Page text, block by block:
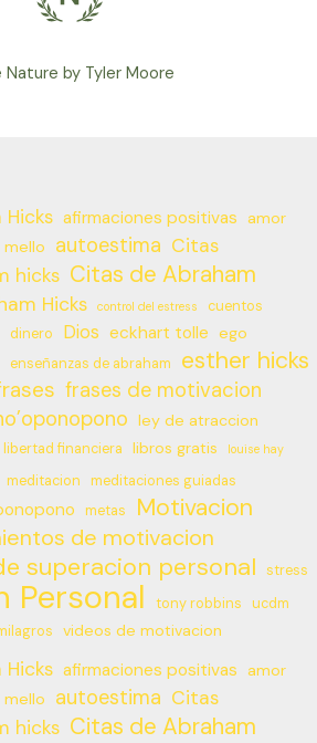
Nature by Tyler Moore
afirmaciones positivas
amor
mello
autoestima Citas
hicks Citas de Abraham
Hicks control del estress cuentos
dinero Dios eckhart tolle ego
enseñanzas de abraham esther hicks
frases de motivacion
ley de atraccion
libertad financiera libros gratis louise hay
meditacion meditaciones guiadas
metas Motivacion
de motivacion
superacion personal stress
Personal tony robbins
ucdm
videos de motivacion
afirmaciones positivas
amor
mello
autoestima Citas
hicks Citas de Abraham